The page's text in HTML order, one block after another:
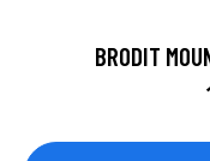
BRODIT